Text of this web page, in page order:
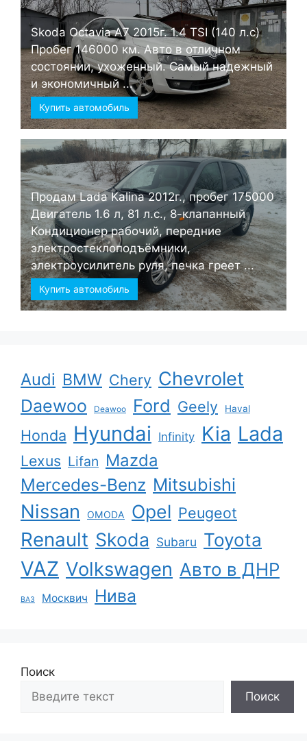
Skoda Octavia А7 2015г. 1.4 TSI (140 л.с)
Пробег 146000 км. Авто в отличном
состоянии, ухоженный. Самый надежный
и экономичный ...
Купить автомобиль
Продам Lada Kalina 2012г., пробег 175000
Двигатель 1.6 л, 81 л.с., 8-клапанный
Кондиционер рабочий, передние
электростеклоподъёмники,
электроусилитель руля, печка греет ...
Купить автомобиль
Audi BMW Chery Chevrolet
Daewoo Deawoo Ford Geely Haval
Honda Hyundai Infinity Kia Lada
Lexus Lifan Mazda
Mercedes-Benz Mitsubishi
Nissan OMODA Opel Peugeot
Renault Skoda Subaru Toyota
VAZ Volkswagen Авто в ДНР
ВАЗ Москвич Нива
Поиск
Поиск